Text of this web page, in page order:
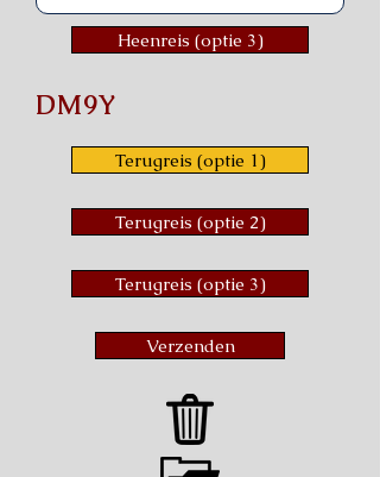
Heenreis (optie 3)
DM9Y
Terugreis (optie 1)
Terugreis (optie 2)
Terugreis (optie 3)
Verzenden